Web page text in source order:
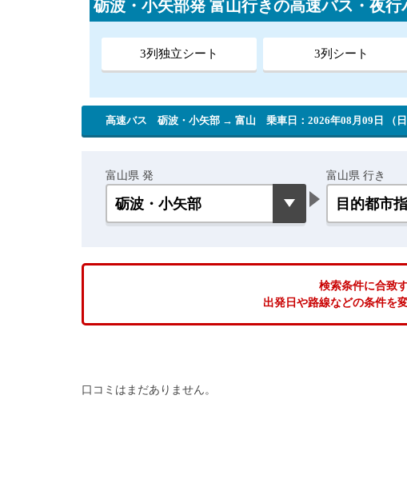
砺波・小矢部発 富山行きの高速バス・夜
3列独立シート 3列シート
高速バス 砺波・小矢部 → 富山 乗車日：2026年08月09日 （日
富山県 発 富山県 行き
検索条件に合致
出発日や路線などの条件を
口コミはまだありません。